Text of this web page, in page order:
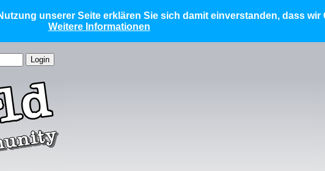
unserer Seite erklären Sie sich damit einverstanden, dass wir
Weitere Informationen